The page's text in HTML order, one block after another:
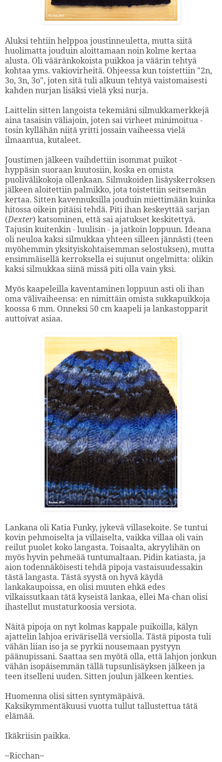
Aluksi tehtiin helppoa joustinneuletta, mutta siitä
huolimatta jouduin aloittamaan noin kolme kertaa
alusta. Oli vääränkokoista puikkoa ja väärin tehtyä
kohtaa yms. vakiovirheitä. Ohjeessa kun toistettiin "2n,
3o, 3n, 3o", joten sitä tuli alkuun tehtyä vaistomaisesti
kahden nurjan lisäksi vielä yksi nurja.
Laittelin sitten langoista tekemiäni silmukkamerkkejä
aina tasaisin väliajoin, joten sai virheet minimoitua -
tosin kyllähän niitä yritti jossain vaiheessa vielä
ilmaantua, kutaleet.
Joustimen jälkeen vaihdettiin isommat puikot -
hyppäsin suoraan kuutosiin, koska en omista
puolivälikokoja ollenkaan. Silmukoiden lisäyskerroksen
jälkeen aloitettiin palmikko, jota toistettiin seitsemän
kertaa. Sitten kavennuksilla jouduin miettimään kuinka
hitossa oikein pitäisi tehdä. Piti ihan keskeyttää sarjan
(Dexter) katsominen, että sai ajatukset keskitettyä.
Tajusin kuitenkin - luulisin - ja jatkoin loppuun. Ideana
oli neuloa kaksi silmukkaa yhteen silleen jännästi (teen
myöhemmin yksityiskohtaisemman selostuksen), mutta
ensimmäisellä kerroksella ei sujunut ongelmitta: olikin
kaksi silmukkaa siinä missä piti olla vain yksi.
Myös kaapeleilla kaventaminen loppuun asti oli ihan
oma välivaiheensa: en nimittäin omista sukkapuikkoja
koossa 6 mm. Onneksi 50 cm kaapeli ja lankastopparit
auttoivat asiaa.
Lankana oli Katia Funky, jykevä villasekoite. Se tuntui
kovin pehmoiselta ja villaiselta, vaikka villaa oli vain
reilut puolet koko langasta. Toisaalta, akryylihän on
myös hyvin pehmeää tuntumaltaan. Pidin katiasta, ja
aion todennäköisesti tehdä pipoja vastaisuudessakin
tästä langasta. Tästä syystä on hyvä käydä
lankakaupoissa, en olisi muuten ehkä edes
vilkaissutkaan tätä kyseistä lankaa, ellei Ma-chan olisi
ihastellut mustaturkoosia versiota.
Näitä pipoja on nyt kolmas kappale puikoilla, kälyn
ajattelin lahjoa erivärisellä versiolla. Tästä piposta tuli
vähän liian iso ja se pyrkii nousemaan pystyyn
päänupissani. Saattaa sen myötä olla, että lahjon jonkun
vähän isopäisemmän tällätupsunlisäyksen jälkeenja
teen itselleni uuden. Sitten joulun jälkeen kenties.
Huomenna olisi sitten syntymäpäivä.
Kaksikymmentäkuusi vuotta tullut tallustettua tätä
elämää.
Ikäkriisin paikka.
~Ricchan~